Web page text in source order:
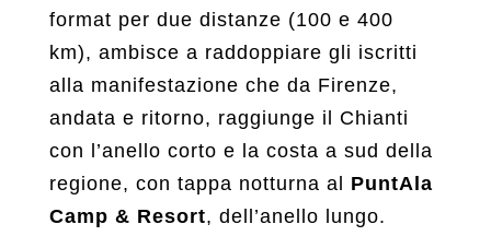
format per due distanze (100 e 400
km), ambisce a raddoppiare gli iscritti
alla manifestazione che da Firenze,
andata e ritorno, raggiunge il Chianti
con l’anello corto e la costa a sud della
regione, con tappa notturna al PuntAla
Camp & Resort, dell’anello lungo.